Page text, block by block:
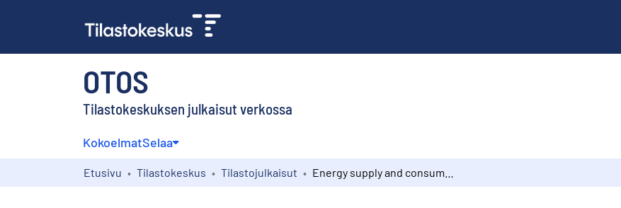
OTOS
Tilastokeskuksen julkaisut verkossa
KokoelmatSelaa
Etusivu Tilastokeskus Tilastojulkaisut